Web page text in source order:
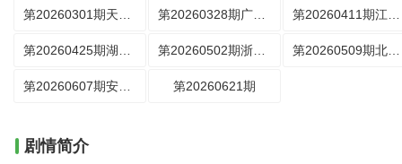
第20260621期
剧情简介